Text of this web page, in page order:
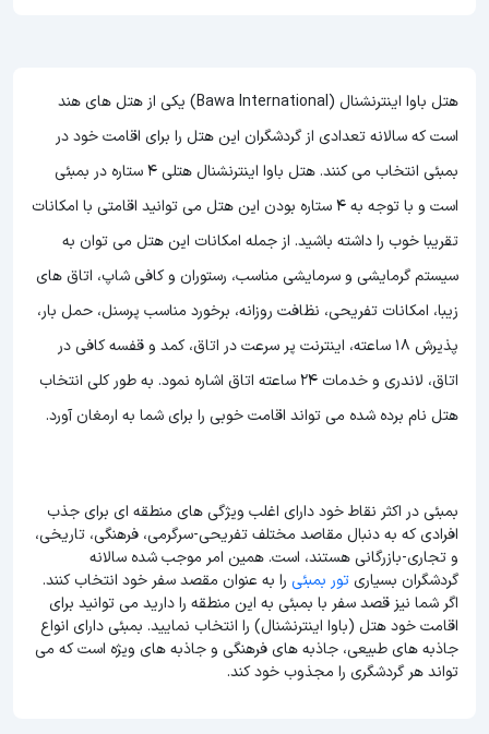
هتل باوا اینترنشنال (Bawa International) یکی از هتل های هند
است که سالانه تعدادی از گردشگران این هتل را برای اقامت خود در
بمبئی انتخاب می کنند. هتل باوا اینترنشنال هتلی 4 ستاره در بمبئی
است و با توجه به 4 ستاره بودن این هتل
می توانید اقامتی با امکانات
تقریبا خوب را داشته باشید. از جمله امکانات این هتل می توان به
سیستم گرمایشی و سرمایشی مناسب، رستوران و کافی شاپ، اتاق های
زیبا، امکانات تفریحی، نظافت روزانه، برخورد مناسب پرسنل، حمل بار،
پذیرش 18 ساعته، اینترنت پر سرعت در اتاق، کمد و قفسه کافی در
اتاق، لاندری و خدمات 24 ساعته اتاق اشاره نمود. به طور کلی انتخاب
هتل نام برده شده می تواند اقامت خوبی را برای شما به ارمغان آورد.
بمبئی در اکثر نقاط خود دارای اغلب ویژگی های منطقه ای برای جذب
افرادی که به دنبال مقاصد مختلف تفریحی-سرگرمی، فرهنگی، تاریخی،
و تجاری-بازرگانی هستند، است. همین امر موجب شده سالانه
گردشگران بسیاریتور بمبئی را به عنوان مقصد سفر خود انتخاب کنند.
اگر شما نیز قصد سفر با بمبئی به این منطقه را دارید می توانید برای
اقامت خود هتل (باوا اینترنشنال) را انتخاب نمایید. بمبئی دارای انواع
جاذبه های طبیعی، جاذبه های فرهنگی و جاذبه های ویژه است که می
تواند هر گردشگری را مجذوب خود کند.